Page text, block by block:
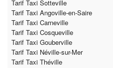
Tarif Taxi Sotteville
Tarif Taxi Angoville-en-Saire
Tarif Taxi Carneville
Tarif Taxi Cosqueville
Tarif Taxi Gouberville
Tarif Taxi Néville-sur-Mer
Tarif Taxi Théville